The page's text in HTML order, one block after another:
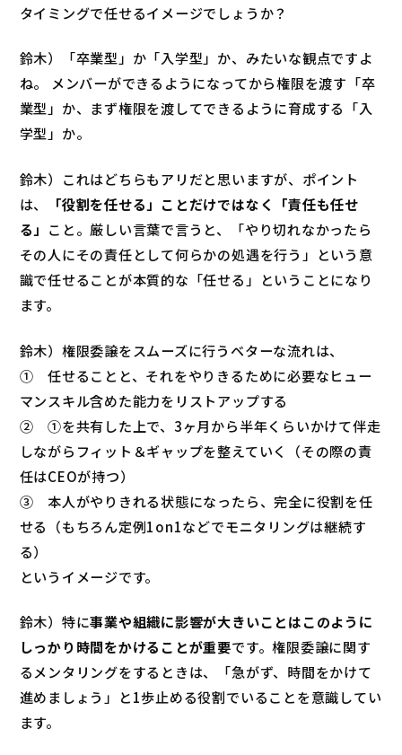
タイミングで任せるイメージでしょうか？
鈴木）「卒業型」か「入学型」か、みたいな観点ですよ
ね。 メンバーができるようになってから権限を渡す「卒
業型」か、まず権限を渡してできるように育成する「入
学型」か。
鈴木）これはどちらもアリだと思いますが、ポイント
は、
「役割を任せる」ことだけではなく「責任も任せ
る」 こと。厳しい言葉で言うと、「やり切れなかったら
その人にその責任として何らかの処遇を行う」という意
識で任せることが本質的な「任せる」ということになり
ます。
鈴木）権限委譲をスムーズに行うベターな流れは、
① 任せることと、それをやりきるために必要なヒュー
マンスキル含めた能力をリストアップする
② ①を共有した上で、3ヶ月から半年くらいかけて伴走
しながらフィット＆ギャップを整えていく（その際の責
任はCEOが持つ）
③ 本人がやりきれる状態になったら、完全に役割を任
せる（もちろん定例1on1などでモニタリングは継続す
る）
というイメージです。
鈴木）特に事業や組織に影響が大きいことはこのように
しっかり時間をかけることが重要です。権限委譲に関す
るメンタリングをするときは、「急がず、時間をかけて
進めましょう」と1歩止める役割でいることを意識してい
ます。